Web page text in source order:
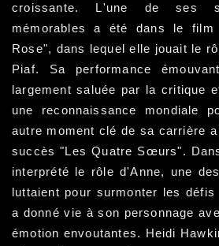
croissante. L'une de ses
mémorables a été dans le
Rose", dans lequel elle jouait le
Piaf. Sa performance
largement saluée par la critique
une reconnaissance mondiale
autre moment clé de sa carrière
succès "Les Quatre Sœurs".
interprété le rôle d'Anne, une
luttaient pour surmonter les
a donné vie à son personnage
émotion envoutantes. Heidi